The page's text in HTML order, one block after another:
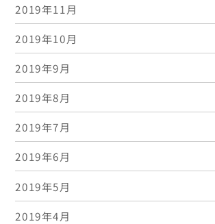
2019年11月
2019年10月
2019年9月
2019年8月
2019年7月
2019年6月
2019年5月
2019年4月